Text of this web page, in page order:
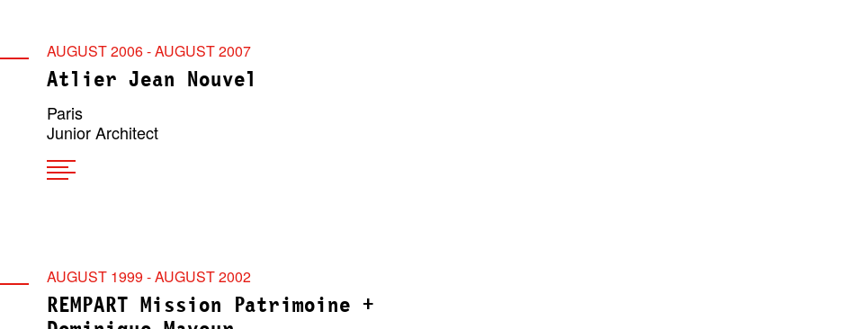
AUGUST 2006 - AUGUST 2007
Atlier Jean Nouvel
Paris
Junior Architect
AUGUST 1999 - AUGUST 2002
REMPART Mission Patrimoine +